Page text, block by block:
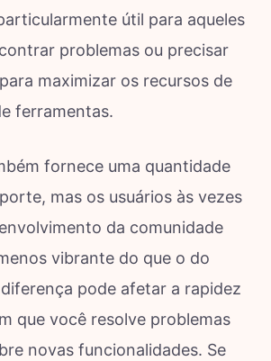
útil para aqueles
problemas ou precisar
maximizar os recursos de
ferramentas.
fornece uma quantidade
mas os usuários às vezes
da comunidade
vibrante do que o do
pode afetar a rapidez
que você resolve problemas
novas funcionalidades. Se